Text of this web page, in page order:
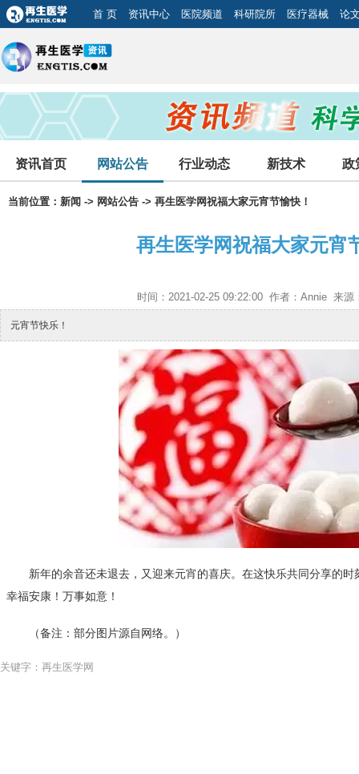
首 页 资讯中心 医院频道 科研院所 医疗器械 论
资讯首页 网站公告 行业动态 新技术 政
当前位置： 新闻 -> 网站公告 -> 再生医学网祝福大家元宵节愉快！
再生医学网祝福大家元宵
时间：2021-02-25 09:22:00 作者：Annie 来源
元宵节快乐！
新年的余音还未退去，又迎来元宵的喜庆。在这快乐共同分享的时
幸福安康！万事如意！
（备注：部分图片源自网络。）
关键字：再生医学网